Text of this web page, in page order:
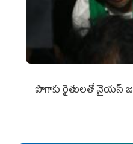
పొగాకు రైతుల‌తో వైయ‌స్